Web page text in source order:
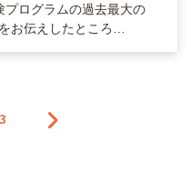
ログラムの過去最大の
お伝えしたところ…
3